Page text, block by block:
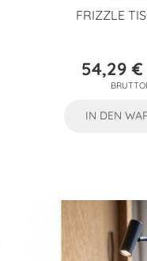
FRIZZLE
54,29 €
IN DEN